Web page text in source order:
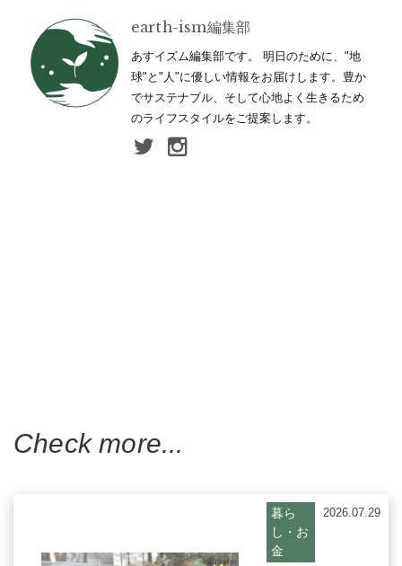
earth-ism編集部
あすイズム編集部です。 明日のために、"地
球"と"人"に優しい情報をお届けします。豊か
でサステナブル、そして心地よく生きるため
のライフスタイルをご提案します。
Check more...
暮ら
し・お
金
2026.07.29